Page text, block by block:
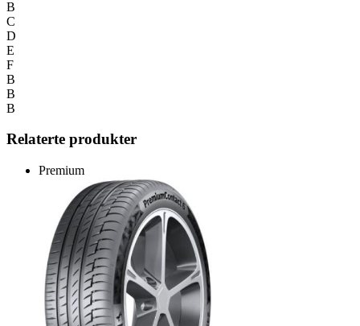
B
C
D
E
F
B
B
B
Relaterte produkter
Premium